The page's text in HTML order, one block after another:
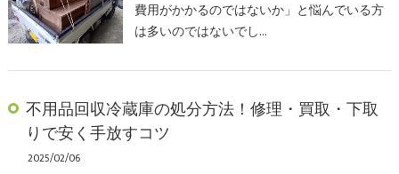
費用がかかるのではないか」と悩んでいる方
は多いのではないでし…
不用品回収冷蔵庫の処分方法！修理・買取・下取
りで安く手放すコツ
2025/02/06